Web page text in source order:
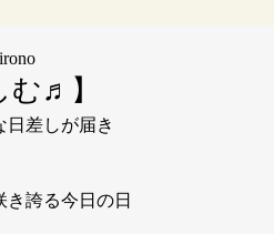
む♬】
日差しが届き
き誇る今日の日